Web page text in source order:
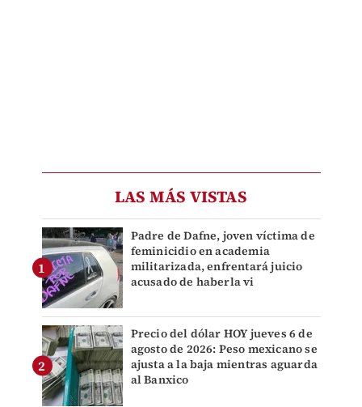
LAS MÁS VISTAS
Padre de Dafne, joven víctima de
feminicidio en academia
militarizada, enfrentará juicio
acusado de haberla vi
Precio del dólar HOY jueves 6 de
agosto de 2026: Peso mexicano se
ajusta a la baja mientras aguarda
al Banxico